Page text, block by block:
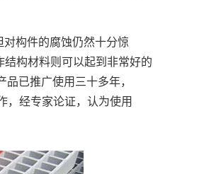
构件的腐蚀仍然十分惊
构材料则可以起到非常好的
已推广使用三十多年，
，经专家论证，认为使用